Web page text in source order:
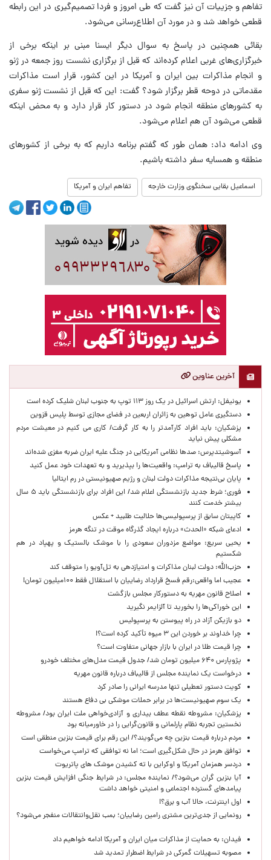
تفاهم و جزییات آن نیز گفت که طی امروز و فردا تصمیم‌گیری در این رابطه
قطعی خواهد شد و در مورد آن اطلاع‌رسانی می‌شود.
بقائی همچنین در پاسخ به سوال دیگر ایسنا مبنی بر اینکه برخی از
خبرگزاری‌های غربی اعلام کرده‌اند که قبل از برگزاری نشست روز جمعه در ژنو
و انجام مذاکرات بین ایران و آمریکا در این کشور، قرار است مذاکرات
مقدماتی در دوحه قطر برگزار شود؟ گفت: این که قبل از نشست ژنو سفری
به کشورهای منطقه انجام شود در دستور کار قرار دارد و به محض اینکه
قطعی می‌شود آن هم اعلام می‌شود.
وی ادامه داد: همان طور که گفتم برنامه داریم که به برخی از کشورهای
منطقه و همسایه سفر داشته باشیم.
اسماعیل بقایی سخنگوی وزارت خارجه تفاهم ایران و آمریکا
آخرین عناوین
یونیفل: ارتش اسرائیل در یک روز ۱۱۳ توپ به جنوب لبنان شلیک کرده است
دستگیری عامل توهین به زائران اربعین در فضای مجازی توسط پلیس قزوین
پزشکیان: باید افراد کارآمدتر را به کار گرفت/ کاری می کنیم در معیشت مردم
مشکلی پیش نیاید
آسوشیتدپرس: صدها نظامی آمریکایی در جنگ علیه ایران ضربه مغزی شده‌اند
پاسخ قالیباف به ترامپ: واقعیت‌ها را بپذیرید و به تعهدات خود عمل کنید
پایان بی‌نتیجه مذاکرات دولت لبنان و رژیم صهیونیستی در رم ایتالیا
فوری؛ شرط جدید بازنشستگی اعلام شد/ این افراد برای بازنشستگی باید ۵ سال
بیشتر خدمت کنند
کاپیتان سابق از پرسپولیسی‌ها حلالیت طلبید + عکس
ادعای شبکه «الحدث» درباره ایجاد گذرگاه موقت در تنگه هرمز
یحیی سریع: مواضع مزدوران سعودی را با موشک بالستیک و پهپاد در هم
شکستیم
حزب‌الله: دولت لبنان مذاکرات و امتیازدهی به تل‌آویو را متوقف کند
عجیب اما واقعی:رقم فسخ قرارداد رضاییان با استقلال فقط ۱۰۰میلیون تومان!
اصلاح قانون مهریه به دستورکار مجلس بازگشت
این خوراکی‌ها را بخورید تا آلزایمر نگیرید
دو بازیکن آزاد در راه پیوستن به پرسپولیس
چرا خداوند بر خوردن این ۳ میوه تأکید کرده است؟!
چرا قیمت طلا در ایران با بازار جهانی متفاوت است؟
پژوپارس ۶۴۰ میلیون تومان شد/ جدول قیمت مدل‌های مختلف خودرو
درخواست یک نماینده مجلس از قالیباف درباره قانون مهریه
کویت دستور تعطیلی تنها مدرسه ایرانی را صادر کرد
یک‌ سوم صهیونیست‌ها در برابر حملات موشکی بی دفاع هستند
پزشکیان: مشروطه نقطه عطف بیداری و آزادی‌خواهی ملت ایران بود/ مشروطه
نخستین تجربه نظام پارلمانی و قانون‌گرایی را در خاورمیانه بود
مردم درباره قیمت بنزین چه می‌گویند؟/ این رقم برای قیمت بنزین منطقی است
توافق هرمز در حال شکل‌گیری است؛ اما نه توافقی که ترامپ می‌خواست
دردسر همزمان آمریکا و اوکراین با ته کشیدن موشک های پاتریوت
آیا بنزین گران می‌شود؟/ نماینده مجلس: در شرایط جنگی افزایش قیمت بنزین
پیامدهای گسترده اجتماعی و امنیتی خواهد داشت
اول اینترنت، حالا آب و برق؟!
رونمایی از جدی‌ترین مشتری رامین رضاییان؛ بمب نقل‌وانتقالات منفجر می‌شود؟
فیدان: به حمایت از مذاکرات میان ایران و آمریکا ادامه خواهیم داد
مصوبه تسهیلات گمرکی در شرایط اضطرار تمدید شد